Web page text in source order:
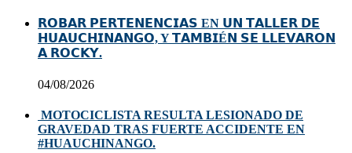
𝗥𝗢𝗕𝗔𝗥 𝗣𝗘𝗥𝗧𝗘𝗡𝗘𝗡𝗖𝗜𝗔𝗦 EN 𝗨𝗡 𝗧𝗔𝗟𝗟𝗘𝗥 𝗗𝗘
𝗛𝗨𝗔𝗨𝗖𝗛𝗜𝗡𝗔𝗡𝗚𝗢, Y 𝗧𝗔𝗠𝗕𝗜É𝗡 𝗦𝗘 𝗟𝗟𝗘𝗩𝗔𝗥𝗢𝗡
𝗔 𝗥𝗢𝗖𝗞𝗬.
04/08/2026
MOTOCICLISTA RESULTA LESIONADO DE
GRAVEDAD TRAS FUERTE ACCIDENTE EN
#HUAUCHINANGO.